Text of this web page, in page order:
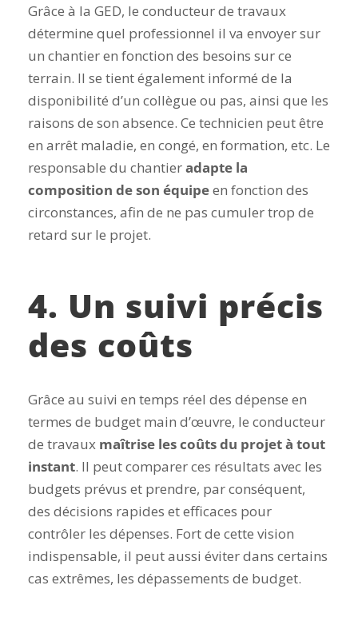
Grâce à la GED, le conducteur de travaux
détermine quel professionnel il va envoyer sur
un chantier en fonction des besoins sur ce
terrain. Il se tient également informé de la
disponibilité d’un collègue ou pas, ainsi que les
raisons de son absence. Ce technicien peut être
en arrêt maladie, en congé, en formation, etc. Le
responsable du chantieradapte la
composition de son équipeen fonction des
circonstances, afin de ne pas cumuler trop de
retard sur le projet.
4. Un suivi précis
des coûts
Grâce au suivi en temps réel des dépense en
termes de budget main d’œuvre, le conducteur
de travaux maîtrise les coûts du projet à tout
instant. Il peut comparer ces résultats avec les
budgets prévus et prendre, par conséquent,
des décisions rapides et efficaces pour
contrôler les dépenses. Fort de cette vision
indispensable, il peut aussi éviter dans certains
cas extrêmes, les dépassements de budget.